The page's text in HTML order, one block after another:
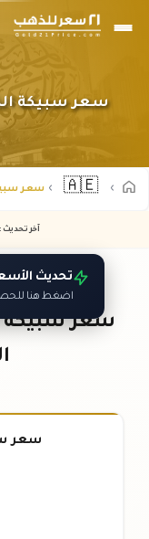
سعر سبيكة الذهب ١٠ جرام عيار ٢١
🇦🇪 سعر سبيكة الذهب 10
آخر تحديث :
تحديث
اضغط هنا
سعر